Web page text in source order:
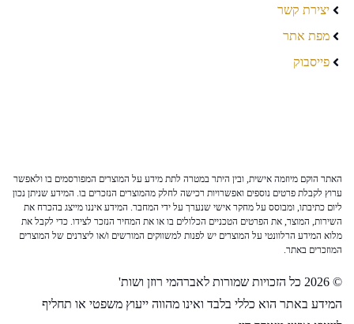
יצירת קשר
מפת אתר
פייסבוק
האתר הוקם מיוזמה אישית, ובין היתר במטרה לתת מידע על המוצרים המפורסמים בו ולאפשר
ערוץ לקבלת פרטים נוספים ואפשרויות רכישה לחלק מהמוצרים הנזכרים בו. המידע שניתן נכון
ליום כתיבתו, ומבוסס על מחקר אישי שנערך על ידי המחבר. המידע איננו מייצג בהכרח את
השירות, המוצר, את הפרטים הטכניים הכלולים בו או את המחיר הנזכר לצידו. כדי לקבל את
מלוא המידע הרלוונטי על המוצרים יש לפנות למשווקים המורשים ו/או ליצרנים של המוצרים
המוזכרים באתר.
© 2026 כל הזכויות שמורות לאברהמי רוזן ושות'
המידע באתר הוא כללי בלבד ואינו מהווה ייעוץ משפטי או תחליף